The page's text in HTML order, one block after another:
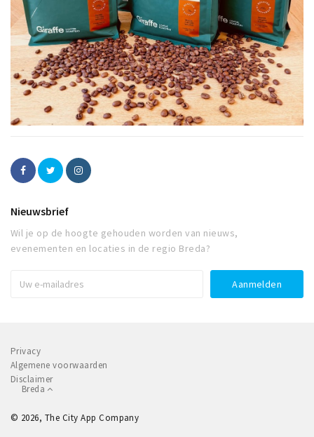
Nieuwsbrief
Wil je op de hoogte gehouden worden van nieuws,
evenementen en locaties in de regio Breda?
Privacy
Algemene voorwaarden
Disclaimer
Breda
© 2026, The City App Company